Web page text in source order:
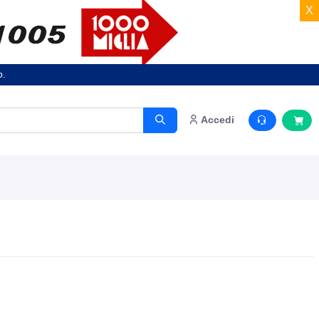
X
Accedi